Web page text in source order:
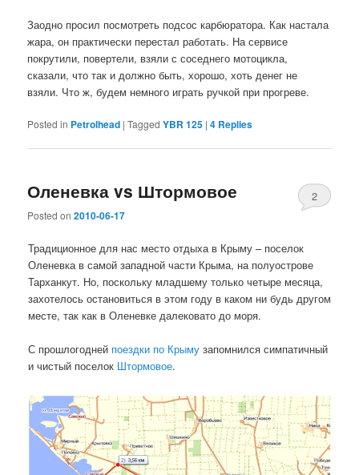
Заодно просил посмотреть подсос карбюратора. Как настала
жара, он практически перестал работать. На сервисе
покрутили, повертели, взяли с соседнего мотоцикла,
сказали, что так и должно быть, хорошо, хоть денег не
взяли. Что ж, будем немного играть ручкой при прогреве.
Posted in Petrolhead |Tagged YBR 125 |4 Replies
Оленевка vs Штормовое
Posted on2010-06-17
2
Традиционное для нас место отдыха в Крыму – поселок
Оленевка в самой западной части Крыма, на полуострове
Тарханкут. Но, поскольку младшему только четыре месяца,
захотелось остановиться в этом году в каком ни будь другом
месте, так как в Оленевке далековато до моря.
С прошлогодней поездки по Крыму запомнился симпатичный
и чистый поселок Штормовое.